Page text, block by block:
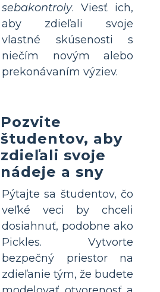
sebakontroly. Viesť ich,
aby zdieľali svoje
vlastné skúsenosti s
niečím novým alebo
prekonávaním výziev.
Pozvite
študentov, aby
zdieľali svoje
nádeje a sny
Pýtajte sa študentov, čo
veľké veci by chceli
dosiahnuť, podobne ako
Pickles. Vytvorte
bezpečný priestor na
zdieľanie tým, že budete